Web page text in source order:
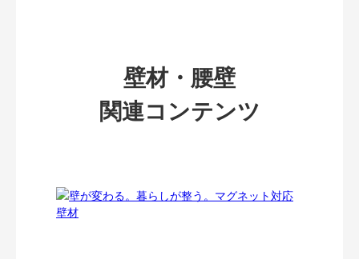
壁材・腰壁
関連コンテンツ